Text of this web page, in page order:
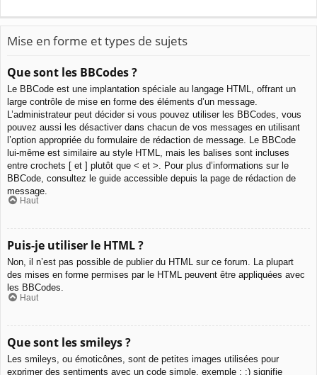
Mise en forme et types de sujets
Que sont les BBCodes ?
Le BBCode est une implantation spéciale au langage HTML, offrant un
large contrôle de mise en forme des éléments d’un message.
L’administrateur peut décider si vous pouvez utiliser les BBCodes, vous
pouvez aussi les désactiver dans chacun de vos messages en utilisant
l’option appropriée du formulaire de rédaction de message. Le BBCode
lui-même est similaire au style HTML, mais les balises sont incluses
entre crochets [ et ] plutôt que < et >. Pour plus d’informations sur le
BBCode, consultez le guide accessible depuis la page de rédaction de
message.
Haut
Puis-je utiliser le HTML ?
Non, il n’est pas possible de publier du HTML sur ce forum. La plupart
des mises en forme permises par le HTML peuvent être appliquées avec
les BBCodes.
Haut
Que sont les smileys ?
Les smileys, ou émoticônes, sont de petites images utilisées pour
exprimer des sentiments avec un code simple, exemple : :) signifie